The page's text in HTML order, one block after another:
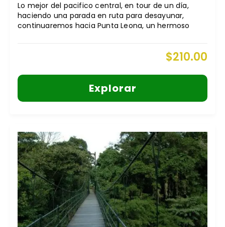
Lo mejor del pacifico central, en tour de un día,
haciendo una parada en ruta para desayunar,
continuaremos hacia Punta Leona, un hermoso
$210.00
Explorar